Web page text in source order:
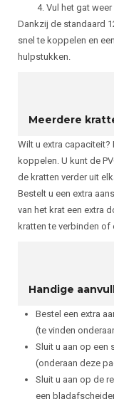
Vul het gat
Dankzij de standaard
snel te koppelen en
hulpstukken.
Meerdere
Wilt u extra
koppelen. U kunt de
de kratten verder uit
Bestelt u een extra
van het krat een extra
kratten te verbinden
Handige
Bestel een extra
(te vinden
Sluit u aan op een
(onderaan deze
Sluit u aan op de
een